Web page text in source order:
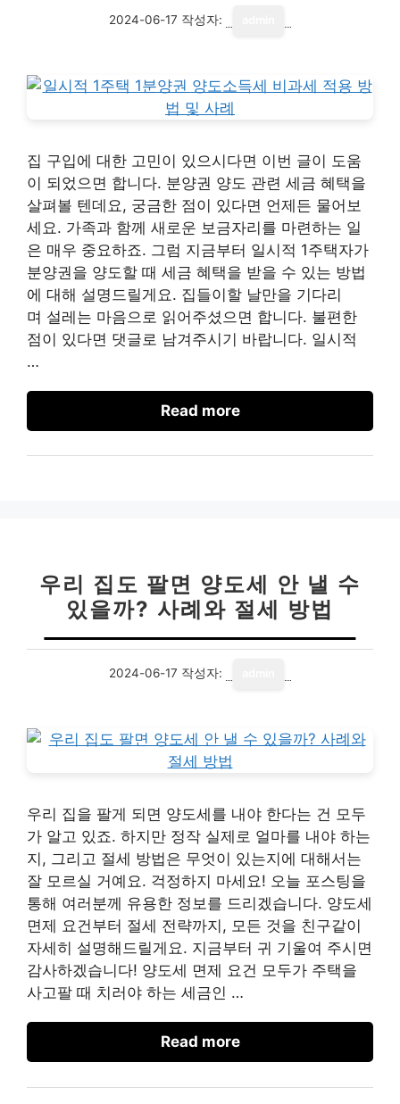
2024-06-17 작성자:
집 구입에 대한 고민이 있으시다면 이번 글이 도움
이 되었으면 합니다. 분양권 양도 관련 세금 혜택을
살펴볼 텐데요, 궁금한 점이 있다면 언제든 물어보
세요. 가족과 함께 새로운 보금자리를 마련하는 일
은 매우 중요하죠. 그럼 지금부터 일시적 1주택자가
분양권을 양도할 때 세금 혜택을 받을 수 있는 방법
에 대해 설명드릴게요. 집들이할 날만을 기다리
며 설레는 마음으로 읽어주셨으면 합니다. 불편한
점이 있다면 댓글로 남겨주시기 바랍니다. 일시적
…
Read more
우리 집도 팔면 양도세 안 낼 수
있을까? 사례와 절세 방법
2024-06-17 작성자:
우리 집을 팔게 되면 양도세를 내야 한다는 건 모두
가 알고 있죠. 하지만 정작 실제로 얼마를 내야 하는
지, 그리고 절세 방법은 무엇이 있는지에 대해서는
잘 모르실 거예요. 걱정하지 마세요! 오늘 포스팅을
통해 여러분께 유용한 정보를 드리겠습니다. 양도세
면제 요건부터 절세 전략까지, 모든 것을 친구같이
자세히 설명해드릴게요. 지금부터 귀 기울여 주시면
감사하겠습니다! 양도세 면제 요건 모두가 주택을
사고팔 때 치러야 하는 세금인 …
Read more